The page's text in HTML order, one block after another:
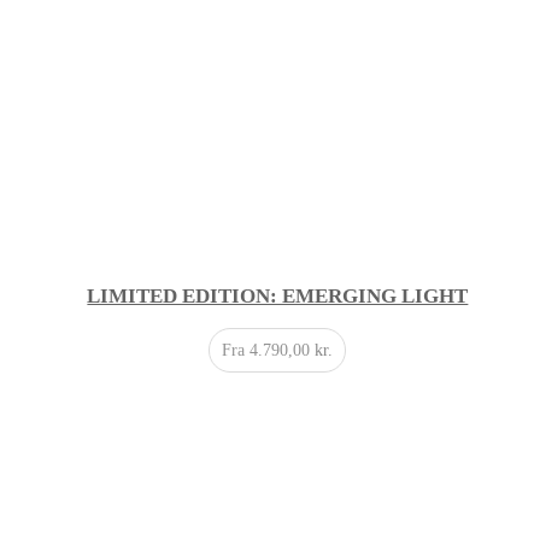
LIMITED EDITION: EMERGING LIGHT
Fra4.790,00kr.